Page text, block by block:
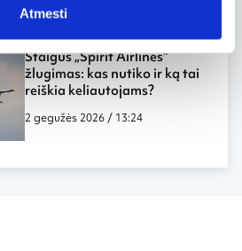
Atmesti
Staigus „Spirit Airlines“
žlugimas: kas nutiko ir ką tai
reiškia keliautojams?
2 gegužės 2026 / 13:24